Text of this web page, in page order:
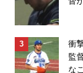
衝
監
な